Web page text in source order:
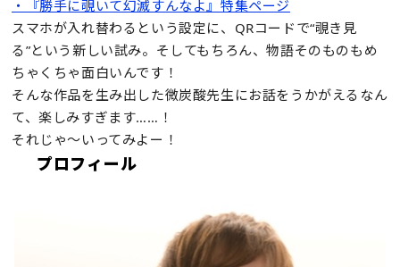
・『勝手に覗いて幻滅すんなよ』特集ページ
スマホが入れ替わるという設定に、QRコードで“覗き見
る”という新しい試み。そしてもちろん、物語そのものもめ
ちゃくちゃ面白いんです！
そんな作品を生み出した微炭酸先生にお話をうかがえるなん
て、楽しみすぎます……！
それじゃ～いってみよー！
プロフィール